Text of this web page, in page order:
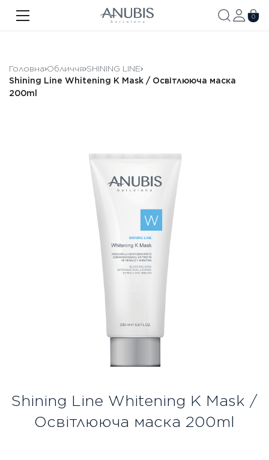
ОБЛИЧЧЯ
SPA
0
Головна Обличчя SHINING LINE
Shining Line Whitening K Mask / Освітлююча маска
200ml
Shining Line Whitening K Mask /
Освітлююча маска 200ml